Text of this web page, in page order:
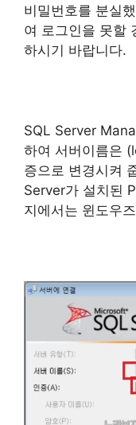
비밀번호를 분실
여 로그인을 못할
하시기 바랍니다.
SQL Server
하여 서버이름은
증으로 변경시켜
Server가 설치된
지에서는 윈도우